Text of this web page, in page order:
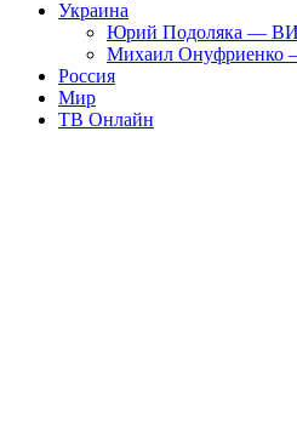
Украина
Юрий Подоляка —
Михаил Онуфриенко
Россия
Мир
ТВ Онлайн